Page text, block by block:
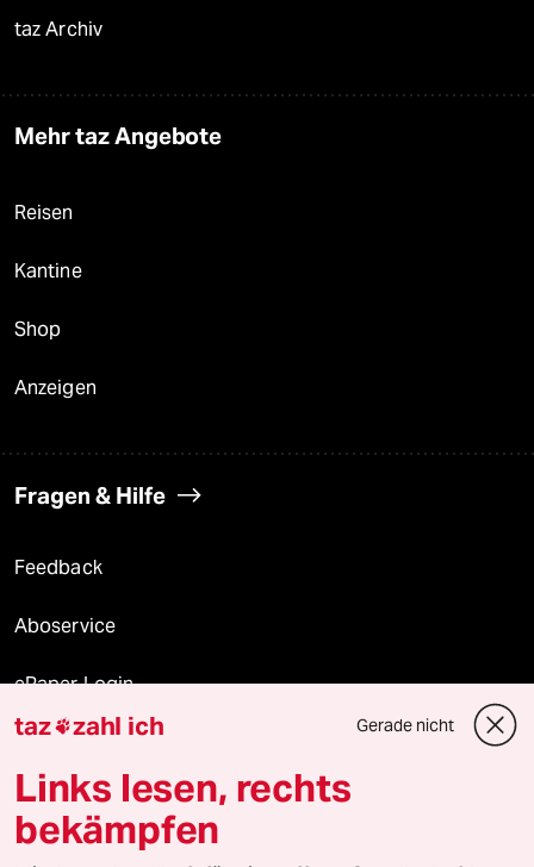
taz Archiv
Mehr taz Angebote
Reisen
Kantine
Shop
Anzeigen
Fragen & Hilfe
Feedback
Aboservice
ePaper Login
Downloads für Abonnierende
© 2026 taz Verlags und Vertriebs GmbH
taz zahl ich Gerade nicht
Links lesen, rechts
bekämpfen